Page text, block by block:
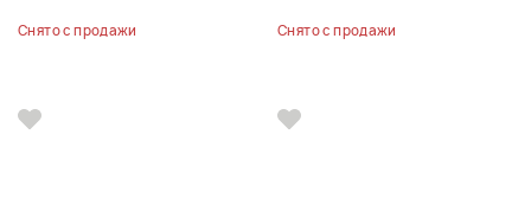
Снято с продажи Снято с продажи